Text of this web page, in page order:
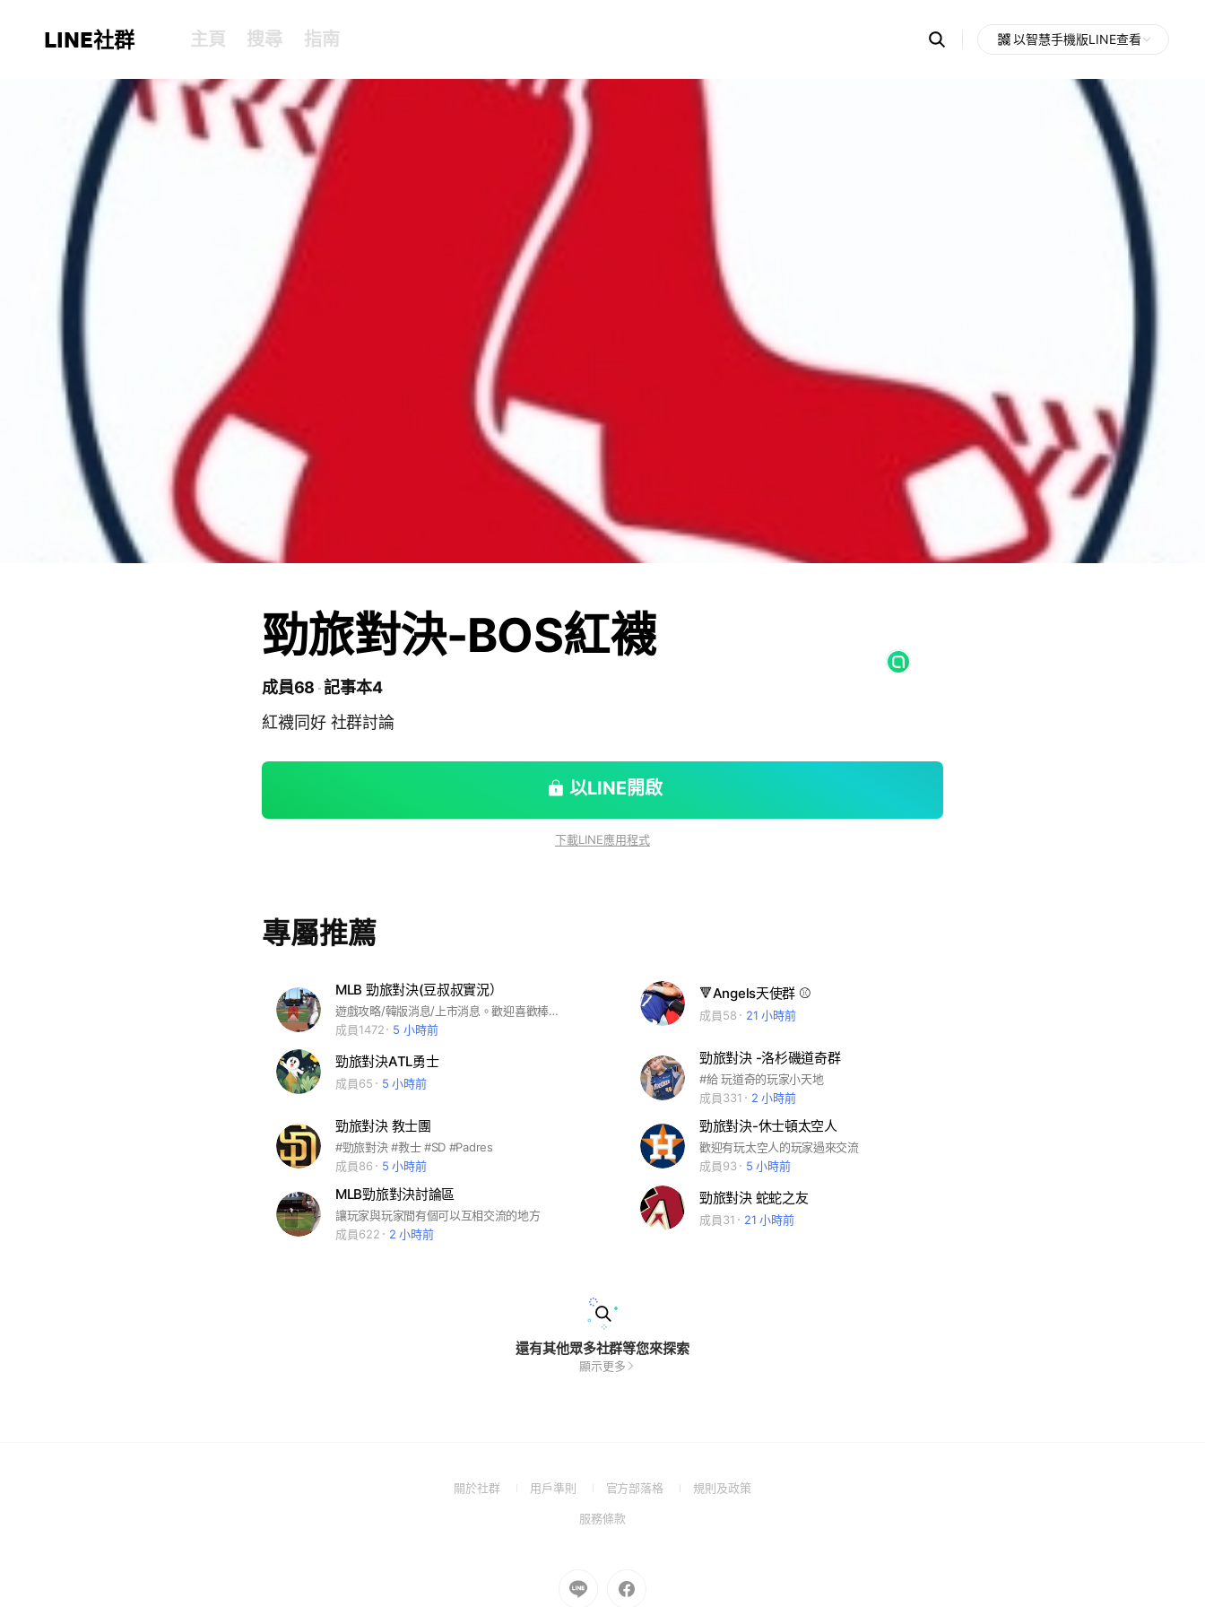
LINE社群 主頁 搜尋 指南 Search
OpenChats以智慧手機版LINE查看
勁旅對決-BOS紅襪
成員68 記事本4
紅襪同好 社群討論
以LINE開啟
下載LINE應用程式
專屬推薦
MLB 勁旅對決(豆叔叔實況）
遊戲攻略/韓版消息/上市消息。歡迎喜歡棒球、喜歡遊戲、喜歡MLB玩家一起討論 →需使用勁旅遊戲圖作為大頭貼← →需使用勁旅遊戲圖作為大頭貼← →需使用勁旅遊戲圖作為大頭貼←
成員1472
5 小時前
🔻Angels天使群 ⚾️
成員58 21 小時前
勁旅對決ATL勇士
成員65 5 小時前
勁旅對決 -洛杉磯道奇群
#給 玩道奇的玩家小天地
成員331
2 小時前
勁旅對決 教士團
#勁旅對決 #教士 #SD #Padres
成員86
5 小時前
勁旅對決-休士頓太空人
歡迎有玩太空人的玩家過來交流
成員93
5 小時前
MLB勁旅對決討論區
讓玩家與玩家間有個可以互相交流的地方
成員622
2 小時前
勁旅對決 蛇蛇之友
成員31 21 小時前
還有其他眾多社群等您來探索
顯示更多
關於社群
(Open用戶準則
(Open
a
官方部落格
(Open規則及政策(Open
服務條款(Open
window)
Go
to
Go
to